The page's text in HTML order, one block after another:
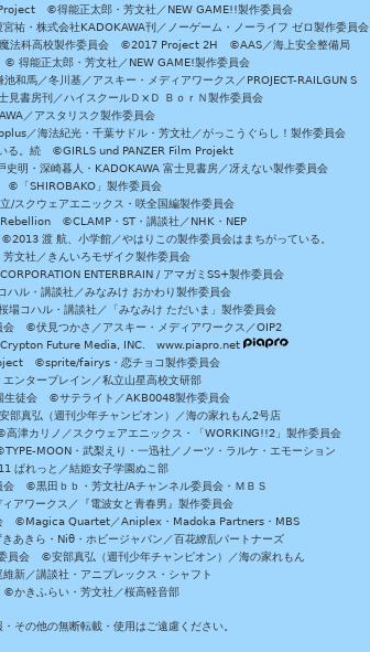
©得能正太郎・芳文社／NEW GAME!!製作委員会
・株式会社KADOKAWA刊／ノーゲーム・ノーライフ ゼロ製作委員会
魔法科高校製作委員会 ©2017 Project 2H ©AAS／海上安全整備局
能正太郎・芳文社／NEW GAME!製作委員会
馬／冬川基／アスキー・メディアワークス／PROJECT-RAILGUN S
書房刊／ハイスクールＤ×Ｄ ＢｏｒＮ製作委員会
／アスタリスク製作委員会
／海法紀光・千葉サドル・芳文社／がっこうぐらし！製作委員会
る。続 ©GIRLS und PANZER Film Projekt
明・深崎暮人・KADOKAWA 富士見書房／冴えない製作委員会
「SHIROBAKO」製作委員会
クウェアエニックス・咲全国編製作委員会
©CLAMP・ST・講談社／NHK・NEP
渡 航、小学館／やはりこの製作委員会はまちがっている。
文社／きんいろモザイク製作委員会
ENTERBRAIN / アマガミSS+製作委員会
ル・講談社／みなみけ おかわり製作委員会
コハル・講談社／「みなみけ ただいま」製作委員会
会 ©伏見つかさ／アスキー・メディアワークス／OIP2
Future Media, INC. www.piapro.net
©sprite/fairys・恋チョコ製作委員会
ターブレイン／私立山星高校文研部
生徒会 ©サテライト／AKB0048製作委員会
弘（週刊少年チャンピオン）／海の家れもん2号店
津カリノ／スクウェアエニックス・「WORKING!!2」製作委員会
MOON・武梨えり・一迅社／ノーツ・ラルケ・エモーション
ぱれっと／結姫女子学園ぬこ部
©黒田ｂｂ・芳文社/Aチャンネル委員会・ＭＢＳ
ワークス／『電波女と青春男』製作委員会
©Magica Quartet／Aniplex・Madoka Partners・MBS
きら・Niθ・ホビージャパン／百花繚乱パートナーズ
員会 ©安部真弘（週刊少年チャンピオン）／海の家れもん
／講談社・アニプレックス・シャフト
かきふらい・芳文社／桜高軽音部
その他の無断転載・使用はご遠慮ください。